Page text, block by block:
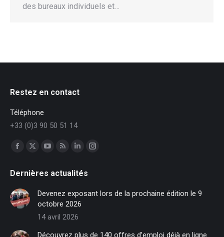
des bureaux individuels et…
Restez en contact
Téléphone
+33 (0)3 90 50 51 14
Trouvez nous sur :
Facebook
opens
in
new
window
X
opens
new
window
opens
in
new
window
opens
in
new
window
LinkedIn
opens
in
new
window
Instagram
in
Dernières actualités
Devenez exposant lors de la prochaine édition le 9
octobre 2026
14 avril 2026
Découvrez plus de 140 offres d’emploi déjà en ligne